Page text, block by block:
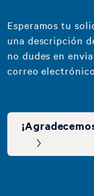
Esperamos tu
una descripción
no dudes en
correo